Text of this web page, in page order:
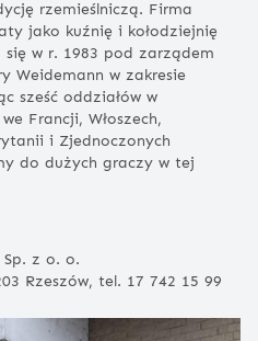
rzemieślniczą. Firma
jako kuźnię i kołodziejnię
się w r. 1983 pod zarządem
Weidemann w zakresie
sześć oddziałów w
Francji, Włoszech,
i Zjednoczonych
do dużych graczy w tej
Sp. z o. o.
Rzeszów, tel. 17 742 15 99